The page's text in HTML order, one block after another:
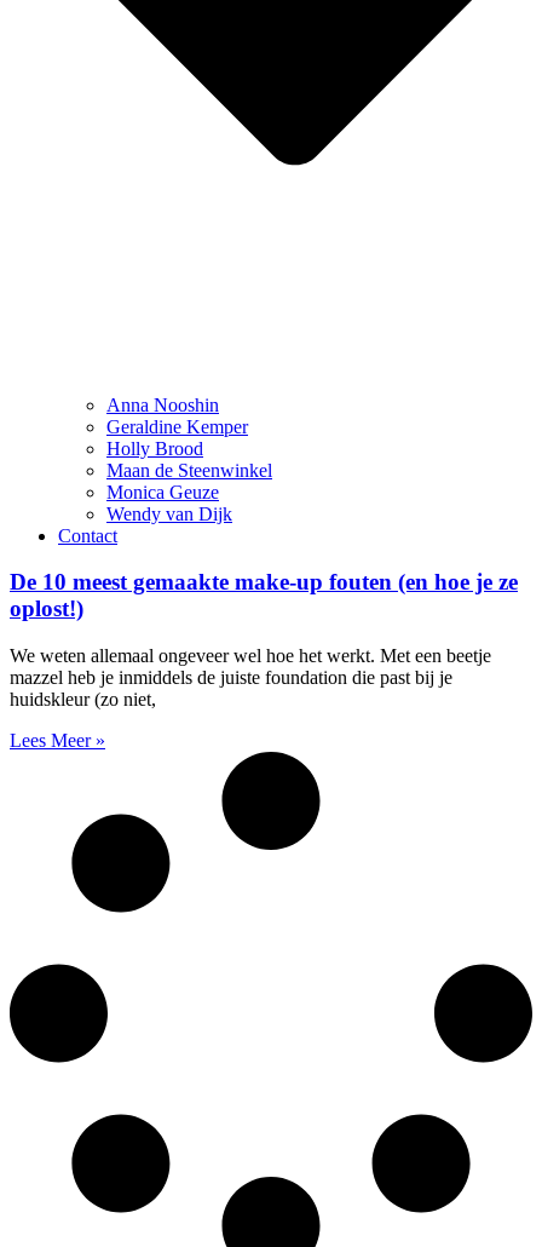
Anna Nooshin
Geraldine Kemper
Holly Brood
Maan de Steenwinkel
Monica Geuze
Wendy van Dijk
Contact
De 10 meest gemaakte make-up fouten (en hoe je ze
oplost!)
We weten allemaal ongeveer wel hoe het werkt. Met een beetje
mazzel heb je inmiddels de juiste foundation die past bij je
huidskleur (zo niet,
Lees Meer »